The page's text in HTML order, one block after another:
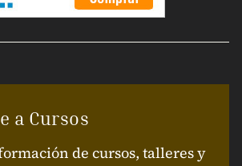
a Cursos
de cursos, talleres y